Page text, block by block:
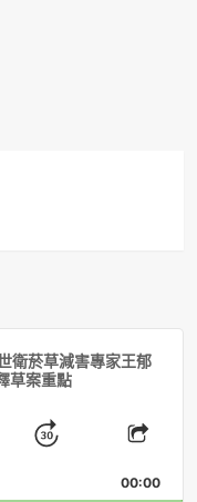
衛菸草減害專家王郁
草案重點
Jump
Forward
Share
00:00